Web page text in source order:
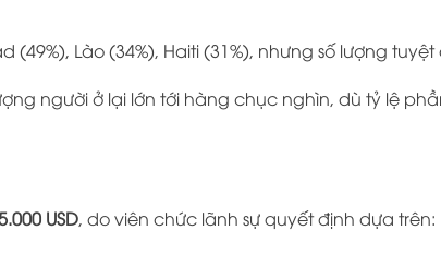
Lào (34%), Haiti (31%), nhưng số lượng tuyệt
người ở lại lớn tới hàng chục nghìn, dù tỷ lệ
USD, do viên chức lãnh sự quyết định dựa trên: